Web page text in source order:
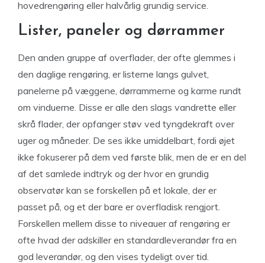
hovedrengøring eller halvårlig grundig service.
Lister, paneler og dørrammer
Den anden gruppe af overflader, der ofte glemmes i
den daglige rengøring, er listerne langs gulvet,
panelerne på væggene, dørrammerne og karme rundt
om vinduerne. Disse er alle den slags vandrette eller
skrå flader, der opfanger støv ved tyngdekraft over
uger og måneder. De ses ikke umiddelbart, fordi øjet
ikke fokuserer på dem ved første blik, men de er en del
af det samlede indtryk og der hvor en grundig
observatør kan se forskellen på et lokale, der er
passet på, og et der bare er overfladisk rengjort.
Forskellen mellem disse to niveauer af rengøring er
ofte hvad der adskiller en standardleverandør fra en
god leverandør, og den vises tydeligt over tid.